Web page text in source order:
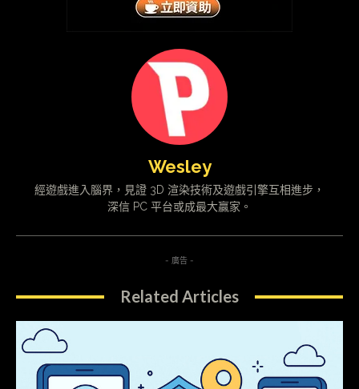
Wesley
經遊戲進入腦界，見證 3D 渲染技術及遊戲引擎互相進步，
深信 PC 平台或成最大贏家。
- 廣告 -
Related Articles